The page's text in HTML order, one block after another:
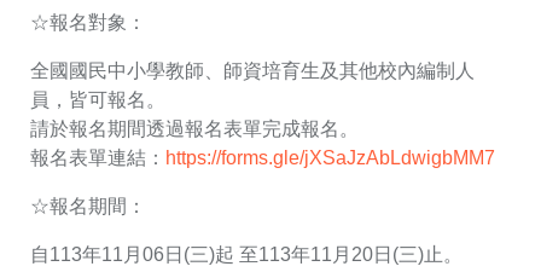
☆報名對象：
全國國民中小學教師、師資培育生及其他校內編制人
員，皆可報名。
請於報名期間透過報名表單完成報名。
報名表單連結： https://forms.gle/jXSaJzAbLdwigbMM7
☆報名期間：
自113年11月06日(三)起 至113年11月20日(三)止。